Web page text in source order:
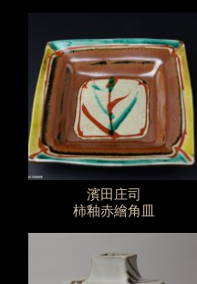
濱田庄司
柿釉赤繪角皿